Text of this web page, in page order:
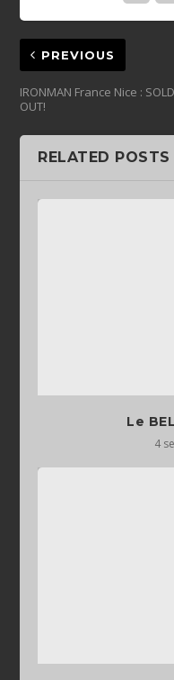
PREVIOUS
IRONMAN France Nice : SOLD
OUT!
RELATED POSTS
Le
4